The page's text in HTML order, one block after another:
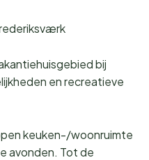
bij
en recreatieve
keuken-/woonruimte
avonden. Tot de